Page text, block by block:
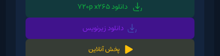
دانلود 720p x265
دانلود زیرنویس
پخش آنلاین